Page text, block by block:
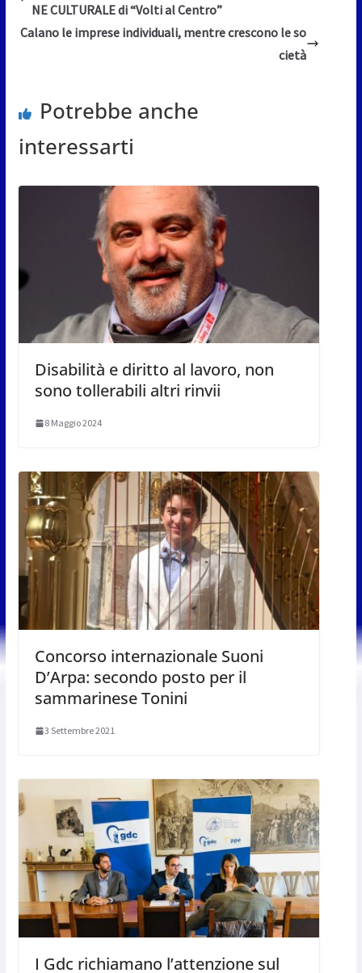
NE CULTURALE di “Volti al Centro”
Calano le imprese individuali, mentre crescono le so
cietà
Potrebbe anche
interessarti
Disabilità e diritto al lavoro, non
sono tollerabili altri rinvii
8 Maggio 2024
Concorso internazionale Suoni
D’Arpa: secondo posto per il
sammarinese Tonini
3 Settembre 2021
I Gdc richiamano l’attenzione sul